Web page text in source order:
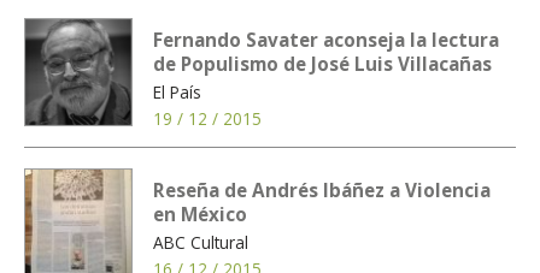
Fernando Savater aconseja la lectura
de Populismo de José Luis Villacañas
El País
19 / 12 / 2015
Reseña de Andrés Ibáñez a Violencia
en México
ABC Cultural